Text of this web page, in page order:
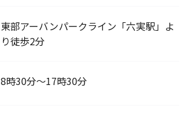
東部アーバンパークライン「六実駅」よ
り徒歩2分
8時30分～17時30分